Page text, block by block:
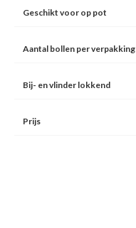
Geschikt voor op pot
Aantal bollen per verpakking
Bij- en vlinder lokkend
Prijs